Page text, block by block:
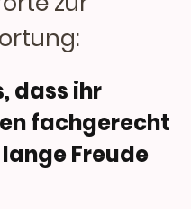
dass ihr
fachgerecht
Freude